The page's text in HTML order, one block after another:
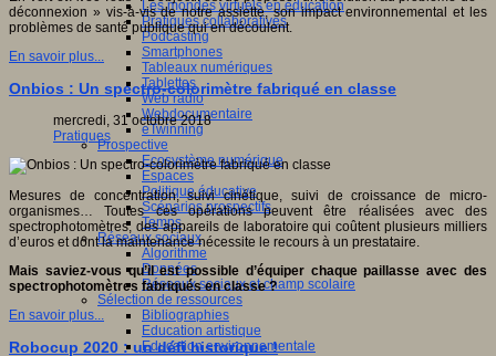
Les mondes virtuels en éducation
Pratiques collaboratives
Podcasting
Smartphones
Tableaux numériques
Tablettes
Web radio
Webdocumentaire
eTwinning
Prospective
Ecosystème numérique
Espaces
Politique éducative
Scénarios prospectifs
Temps
Réseaux sociaux
Algorithme
Données
Réseaux sociaux et champ scolaire
Sélection de ressources
Bibliographies
Education artistique
Education environnementale
déconnexion » vis-à-vis de notre assiette, son impact environnemental et les
problèmes de santé publique qui en découlent.
En savoir plus...
Onbios : Un spectro-colorimètre fabriqué en classe
mercredi, 31 octobre 2018
Pratiques
Mesures de concentration, suivi cinétique, suivi de croissance de micro-
organismes… Toutes ces opérations peuvent être réalisées avec des
spectrophotomètres, des appareils de laboratoire qui coûtent plusieurs milliers
d’euros et dont la maintenance nécessite le recours à un prestataire.
Mais saviez-vous qu’il est possible d’équiper chaque paillasse avec des
spectrophotomètres fabriqués en classe ?
En savoir plus...
Robocup 2020 : un défi historique !